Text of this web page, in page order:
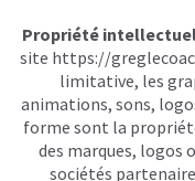
Propriété
site https://
limitative, les
animations, sons,
forme sont la
des marques, logos
sociétés